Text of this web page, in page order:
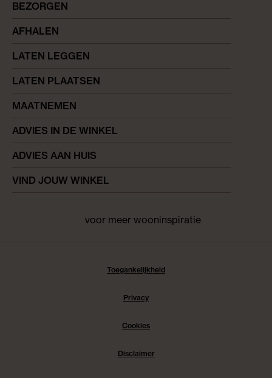
BEZORGEN
AFHALEN
LATEN LEGGEN
LATEN PLAATSEN
MAATNEMEN
ADVIES IN DE WINKEL
ADVIES AAN HUIS
VIND JOUW WINKEL
voor meer wooninspiratie
Toegankelijkheid
Privacy
Cookies
Disclaimer